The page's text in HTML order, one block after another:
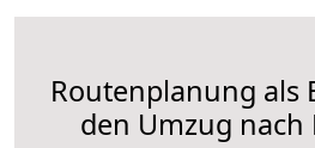
Routenplanung als
den Umzug nach